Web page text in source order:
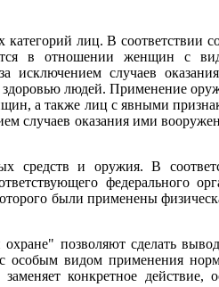
лиц. В соответствии
в отношении женщин с
исключением случаев
людей. Применение
а также лиц с явными
случаев оказания ими
средств и оружия. В
федерального
были применены
позволяют сделать
особым видом применения
конкретное действие,